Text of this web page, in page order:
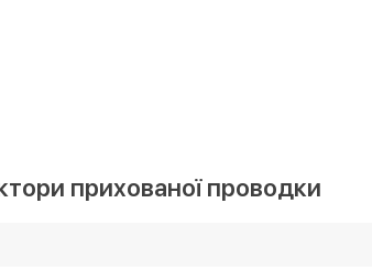
прихованої проводки